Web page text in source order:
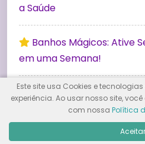
a Saúde
Banhos Mágicos: Ative
em uma Semana!
Descobrindo a
Jornada em Busca de
Transcendência
Este site usa Cookies e
experiência. Ao usar nosso site,
com nossa Política
Aceitar